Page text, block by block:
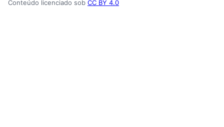
Conteúdo licenciado sob CC BY 4.0